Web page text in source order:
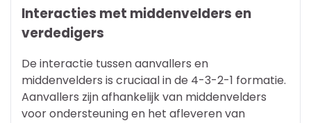
Interacties met middenvelders en
verdedigers
De interactie tussen aanvallers en
middenvelders is cruciaal in de 4-3-2-1 formatie.
Aanvallers zijn afhankelijk van middenvelders
voor ondersteuning en het afleveren van